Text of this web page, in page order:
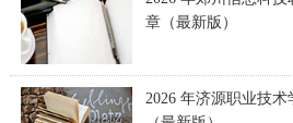
章（最新版）
2026 年济源职业技